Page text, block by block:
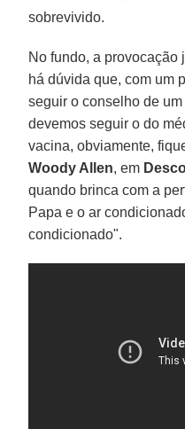
sobrevivido.
No fundo, a
há dúvida que, com um
seguir o conselho de
devemos seguir o do
vacina, obviamente,
Woody Allen, em
quando brinca com a
Papa e o ar
condicionado".